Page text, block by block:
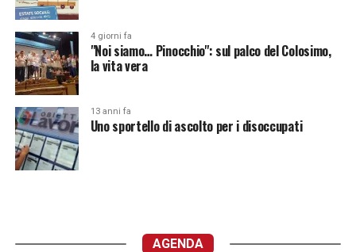
4 giorni fa
"Noi siamo… Pinocchio": sul palco del Colosimo,
la vita vera
13 anni fa
Uno sportello di ascolto per i disoccupati
AGENDA